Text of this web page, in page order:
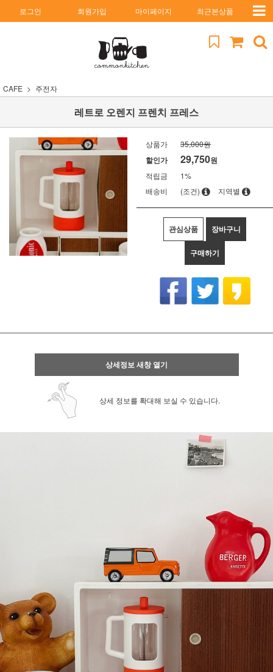
로그인 회원가입 마이페이지 최근본상품
CAFE 주전자
레트로 오렌지 프렌치 프레스
상품가 35,000원
할인가 29,750원
적립금
1%
배송비
(조건) 지역별
관심상품 장바구니
구매하기
상세정보 새창 열기
상세 정보를 확대해 보실 수 있습니다.